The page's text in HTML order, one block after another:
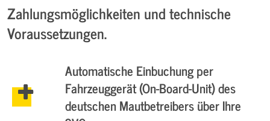
Zahlungsmöglichkeiten und technische
Voraussetzungen.
Automatische Einbuchung per
Fahrzeuggerät (On-Board-Unit) des
deutschen Mautbetreibers über Ihre